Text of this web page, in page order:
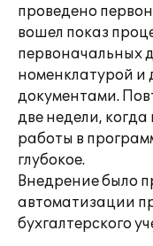
проведено
вошел показ
первоначальных
номенклатурой и
документами.
две недели, когда
работы в
глубокое.
Внедрение было
автоматизации
бухгалтерского